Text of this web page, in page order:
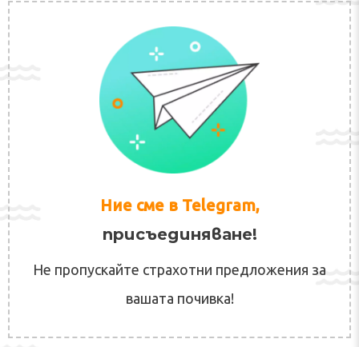
Ние сме в Telegram,
присъединяване!
Не пропускайте страхотни предложения за
вашата почивка!